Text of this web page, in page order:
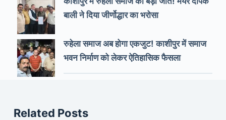
बाली ने दिया जीर्णोद्धार का भरोसा
रुहेला समाज अब होगा एकजुट! काशीपुर में समाज
भवन निर्माण को लेकर ऐतिहासिक फैसला
Related Posts